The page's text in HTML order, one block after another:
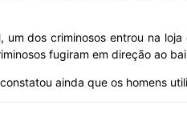
MHZ
um dos criminosos entrou na
fugiram em direção ao
ainda que os homens